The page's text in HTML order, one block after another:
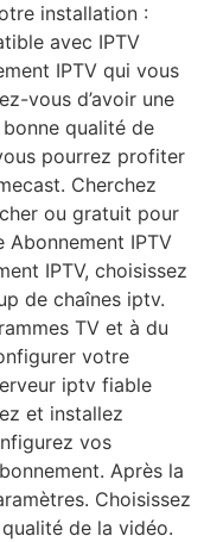
installation :
avec IPTV
IPTV qui vous
vous d’avoir une
qualité de
pourrez profiter
Cherchez
ou gratuit pour
IPTV
IPTV, choisissez
de chaînes iptv.
TV et à du
votre
iptv fiable
et installez
vos
Après la
Choisissez
de la vidéo.